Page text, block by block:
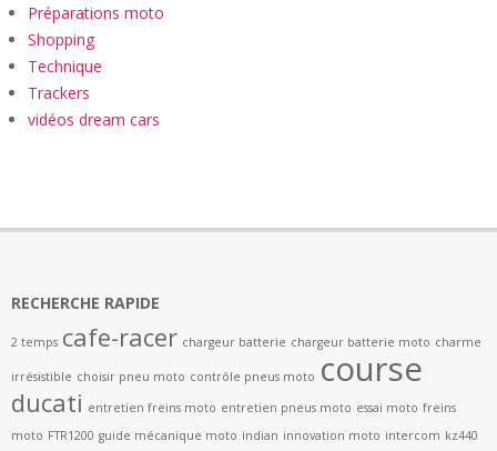
Préparations moto
Shopping
Technique
Trackers
vidéos dream cars
RECHERCHE RAPIDE
2 temps cafe-racer chargeur batterie chargeur batterie moto charme
irrésistible choisir pneu moto contrôle pneus moto course
ducati entretien freins moto entretien pneus moto essai moto freins
moto FTR1200 guide mécanique moto indian innovation moto intercom kz440